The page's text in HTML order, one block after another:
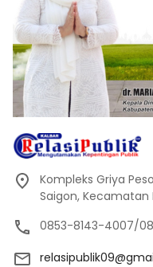
Kompleks Griya
Saigon, Kecamatan
0853-8143-4007/